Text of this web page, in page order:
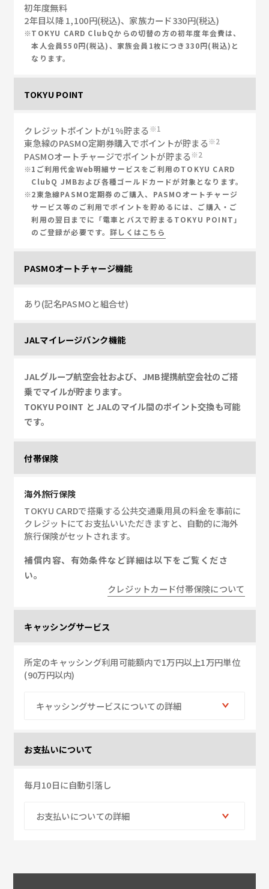
初年度無料
2年目以降 1,100円(税込)、家族カード330円(税込)
TOKYU CARD ClubQからの切替の方の初年度年会費は、
本人会員550円(税込)、家族会員1枚につき330円(税込)と
なります。
TOKYU POINT
クレジットポイントが1%貯まる 1
東急線のPASMO定期券購入でポイントが貯まる 2
PASMOオートチャージでポイントが貯まる
2
1ご利用代金Web明細サービスをご利用のTOKYU CARD
ClubQ JMBおよび各種ゴールドカードが対象となります。
2東急線PASMO定期券のご購入、PASMOオートチャージ
サービス等のご利用でポイントを貯めるには、ご購入・ご
利用の翌日までに「電車とバスで貯まるTOKYU POINT」
のご登録が必要です。詳しくはこちら
PASMOオートチャージ機能
あり(記名PASMOと組合せ)
JALマイレージバンク機能
JALグループ航空会社および、JMB提携航空会社のご搭
乗でマイルが貯まります。
TOKYU POINT と JALのマイル間のポイント交換も可能
です。
付帯保険
海外旅行保険
TOKYU CARDで搭乗する公共交通乗用具の料金を事前に
クレジットにてお支払いいただきますと、自動的に海外
旅行保険がセットされます。
補償内容、有効条件など詳細は以下をご覧くださ
い。
クレジットカード付帯保険について
キャッシングサービス
所定のキャッシング利用可能額内で1万円以上1万円単位
(90万円以内)
キャッシングサービスについての詳細
お支払いについて
毎月10日に自動引落し
お支払いについての詳細